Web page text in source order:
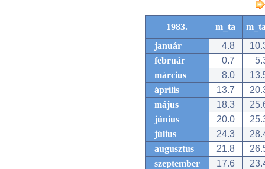
1983. m_ta
január
4.8
február
0.7
március
8.0
április
13.7
május
18.3
június
20.0
július
24.3
augusztus
21.8
szeptember
17.6